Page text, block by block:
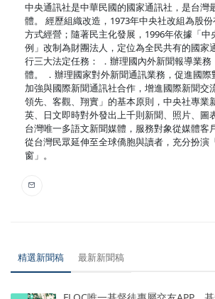
中央通訊社是中華民國的國家通訊社，是台灣
體。 經歷組織改造，1973年中央社改組為股
方式經營；隨著民主化發展，1996年依據「中
例」改制為財團法人，定位為全民共有的國家
行三大法定任務： ．辦理國內外新聞報導業
體。 ．辦理國家對外新聞通訊業務，促進國際
加強與國際新聞通訊社合作，增進國際新聞交
領先、客觀、翔實」的基本原則，中央社專業
英、日文即時對外發出上千則新聞、照片、圖
台灣唯一多語文新聞媒體，服務對象從媒體客
從台灣民眾延伸至全球僑胞與讀者，充分扮演
窗」。
精選新聞稿 最新新聞稿